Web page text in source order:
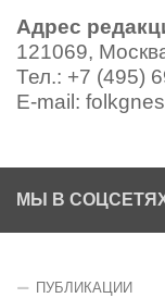
Адрес
121069,
Тел.: +7 (495)
E-mail:
МЫ В
ПУБЛИКАЦИИ